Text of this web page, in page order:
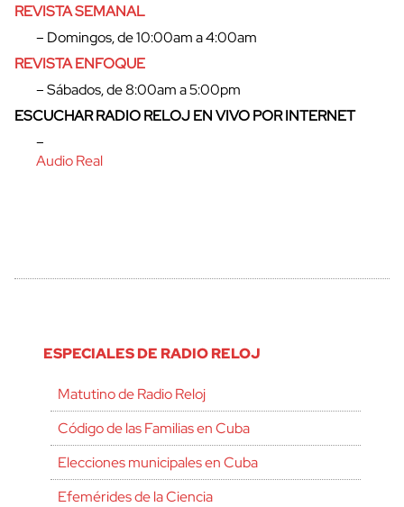
cerrar
REVISTA SEMANAL
– Domingos, de 10:00am a 4:00am
REVISTA ENFOQUE
– Sábados, de 8:00am a 5:00pm
ESCUCHAR RADIO RELOJ EN VIVO POR INTERNET
–
Audio Real
ESPECIALES DE RADIO RELOJ
Matutino de Radio Reloj
Código de las Familias en Cuba
Elecciones municipales en Cuba
Efemérides de la Ciencia